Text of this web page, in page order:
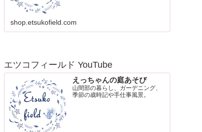
shop.etsukofield.com
エツコフィールド YouTube
えっちゃんの庭あそび
山間部の暮らし、ガーデニング、
季節の歳時記や手仕事風景。